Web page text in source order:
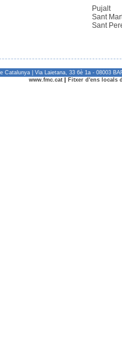
Pujalt
Sant
Sant
Catalunya | Via Laietana, 33 6è 1a - 08003
www.fmc.cat
Fitxer d'ens locals